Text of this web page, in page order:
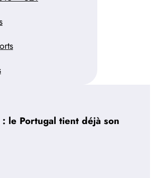
le Portugal tient déjà son